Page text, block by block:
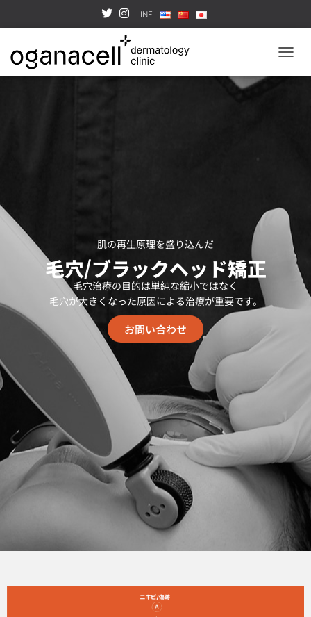
LINE
肌の再生原理を盛り込んだ
毛穴/ブラックヘッド矯正
毛穴治療の目的は単純な縮小ではなく
毛穴が大きくなった原因による治療が重要です。
お問い合わせ